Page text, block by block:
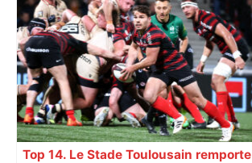
Top 14. Le Stade Toulousain remporte